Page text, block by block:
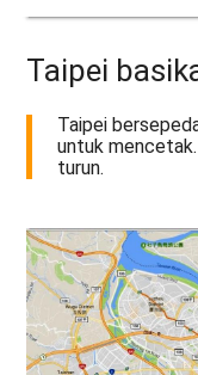
Taipei
Taipei
untuk
turun.